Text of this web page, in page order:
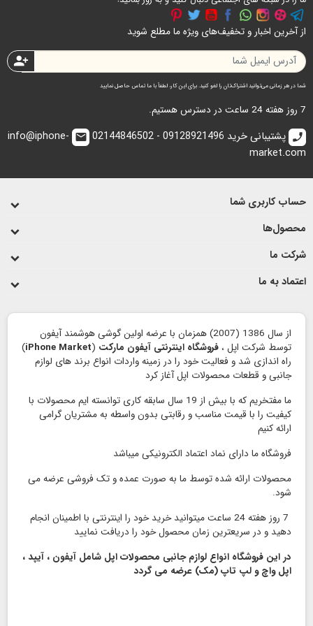
از آخرین اخبار و تخفیف‌های ویژه ما مطلع شوید
person_add
شما در هر زمانی می‌توانید اشتراک‌تان را لغو کنید. برای این کار، لطفاً با ما تماس حاصل نمایید
7 روز هفته 24 ساعت در دسترس هستیم.
call پشتیبانی خرید 09128921496 - 02144846502 email
info@iphone-
market.com
حساب کاربری شما
محصول‌ها
شرکت ما
اعتماد به ما
از سال 1386 (2007) همزمان با عرضه اولین گوشی هوشمند آیفون
توسط شرکت اپل ، فروشگاه اینترنتی آیفون مارکت (
iPhone Market
)
راه اندازی شد و فعالیت خود را در زمینه واردات انواع برند های لوازم
جانبی و قطعات محصولات اپل آغاز کرد
ما مفتخریم که با بیش از 19 سال سابقه کاری توانسته ایم محصولات با
کیفیت را با قیمت مناسب و رقابتی بدون واسطه به مشتریان گرامی
ارائه کنیم
فروشگاه ما دارای نماد اعتماد الكترونیكی میباشد
محصولات ارائه شده توسط ما به صورت عمده و تک فروشی عرضه می
شود.
7 روز هفته 24 ساعت میتوانید خرید خود را اینترنتی با اطمینان انجام
دهید و در سریعترین زمان محصول خود را دریافت نمایید
در این فروشگاه انواع لوازم جانبی محصولات اپل شامل آیفون ، آیپد ،
اپل واچ و لپ تاپ (مک) عرضه می گردد